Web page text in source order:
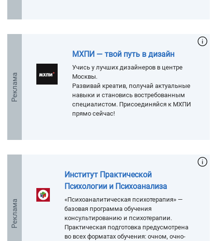
Реклама
МХПИ — твой путь в дизайн
Учись у лучших дизайнеров в центре
Москвы.
Развивай креатив, получай актуальные
навыки и становись востребованным
специалистом. Присоединяйся к МХПИ
прямо сейчас!
Реклама
Институт Практической
Психологии и Психоанализа
«Психоаналитическая психотерапия» —
базовая программа обучения
консультированию и психотерапии.
Практическая подготовка предусмотрена
во всех форматах обучения: очном, очно-